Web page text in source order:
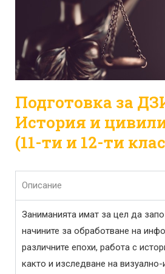
Подготовка за
История и
(11-ти и 12-ти
Описание
Заниманията имат за цел да
начините за обработване на
различните епохи, работа с
както и изследване на